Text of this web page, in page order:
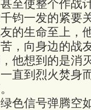
至使整个作战
一发的紧要关
的生命至上，
，向身边的战
他想到的是消
直到烈火焚身
信号弹腾空如